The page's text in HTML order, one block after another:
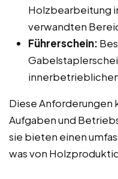
Holzbearbeitung
verwandten
Führerschein:
Diese Anforderungen
Aufgaben und
sie bieten einen
was von